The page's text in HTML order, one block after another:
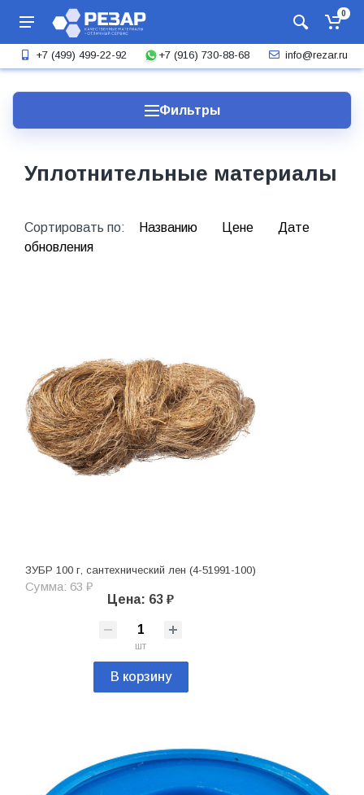
0
+7 (499) 499-22-92 +7 (916) 730-88-68 info@rezar.ru
Фильтры
Уплотнительные материалы
Сортировать по: Названию Цене
Дате
обновления
ЗУБР 100 г, сантехнический лен (4-51991-100)
Сумма: 63 ₽
Цена: 63 ₽
шт
В корзину